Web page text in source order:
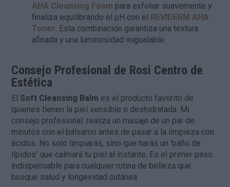
AHA Cleansing Foam para exfoliar suavemente y
finaliza equilibrando el pH con el REVIDERM AHA
Toner. Esta combinación garantiza una textura
afinada y una luminosidad inigualable.
Consejo Profesional de Rosi Centro de
Estética
El Soft Cleansing Balm es el producto favorito de
quienes tienen la piel sensible o deshidratada. Mi
consejo profesional: realiza un masaje de un par de
minutos con el bálsamo antes de pasar a la limpieza con
ácidos. No solo limpiarás, sino que harás un 'baño de
lípidos' que calmará tu piel al instante. Es el primer paso
indispensable para cualquier rutina de belleza que
busque salud y longevidad cutánea.